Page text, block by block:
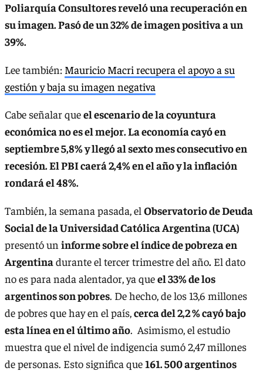
Poliarquía Consultores reveló una recuperación en
su imagen. Pasó de un 32% de imagen positiva a un
39%.
Lee también: Mauricio Macri recupera el apoyo a su
gestión y baja su imagen negativa
Cabe señalar queel escenario de la coyuntura
económica no es el mejor. La economía cayó en
septiembre 5,8% y llegó al sexto mes consecutivo en
recesión. El PBI caerá 2,4% en el año y la inflación
rondará el 48%.
También, la semana pasada, el Observatorio de Deuda
Social de la Universidad Católica Argentina (UCA)
presentó un informe sobre el índice de pobreza en
Argentinadurante el tercer trimestre del año. El dato
no es para nada alentador, ya queel 33% de los
argentinos son pobres. De hecho, de los 13,6 millones
de pobres que hay en el país,cerca del 2,2 % cayó bajo
esta línea en el último año. Asimismo, el estudio
muestra que el nivel de indigencia sumó 2,47 millones
de personas. Esto significa que161. 500 argentinos